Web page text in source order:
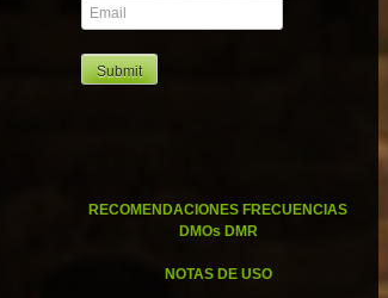
RECOMENDACIONES FRECUENCIAS
DMOs DMR
NOTAS DE USO